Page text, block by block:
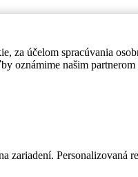
za účelom spracúvania
oznámime našim
Personalizovaná